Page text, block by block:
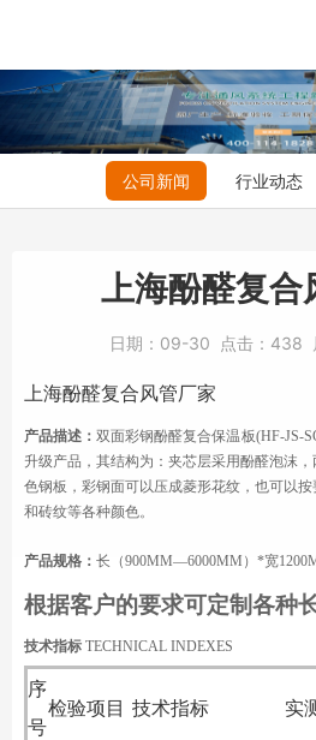
公司新闻 行业动态
上海酚醛复合
日期： 09-30 点击： 438
上海酚醛复合风管厂家
产品描述：双面彩钢酚醛复合保温板(HF-JS-
升级产品，其结构为：夹芯层采用酚醛泡沫
色钢板，彩钢面可以压成菱形花纹，也可以
和砖纹等各种颜色。
产品规格： 长（900MM—6000MM）*宽
根据客户的要求可定制各种
技术指标 TECHNICAL INDEXES
序
号
检验项目 技术指标 实